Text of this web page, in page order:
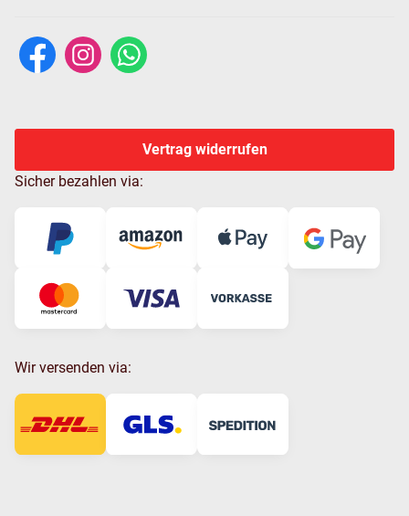
Vertrag widerrufen
Sicher bezahlen via:
Wir versenden via: